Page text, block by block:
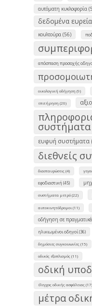
αυτόματη κυκλοφορία
δεδομένα
κουλτούρα (56)
απόσπαση προσοχής
οικολογική οδήγηση (9)
επιτήρηση (26)
συστήματα
ευφυή συστήματα
διεθνείς
διασταυρώσεις (4)
εφοδιαστική (45)
συστήματα μετρό (22)
αυτοκινητόδρομοι (11)
οδήγηση σε
ηλικιωμένοι οδηγοί (36)
δημόσιες συγκοινωνίες (15)
οδικός εξοπλισμός (11)
οδική
έλεγχος οδικής ασφάλειας (17)
μέτρα